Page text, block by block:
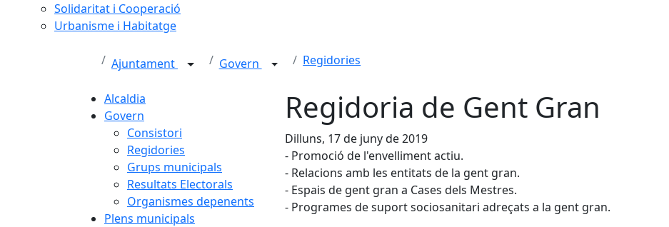
Solidaritat i Cooperació
Urbanisme i Habitatge
Ajuntament Govern Regidories
Alcaldia
Govern
Consistori
Regidories
Grups municipals
Resultats Electorals
Organismes depenents
Plens municipals
Regidoria de Gent Gran
Dilluns, 17 de juny de 2019
- Promoció de l'envelliment actiu.
- Relacions amb les entitats de la gent gran.
- Espais de gent gran a Cases dels Mestres.
- Programes de suport sociosanitari adreçats a la gent gran.